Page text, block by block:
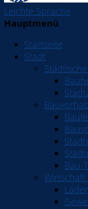
Leichte Sprache
Hauptmenü
Startseite
Stadt
Bau-